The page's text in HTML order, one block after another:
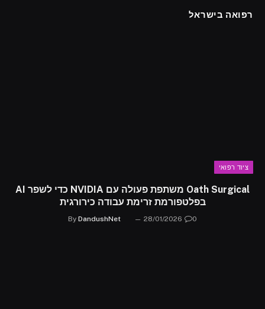
רפואה בישראל
ציוד רפואי
Oath Surgical משתפת פעולה עם NVIDIA כדי לשפר AI
בפלטפורמת זרימת עבודה כירורגית
By DandushNet 28/01/2026 0